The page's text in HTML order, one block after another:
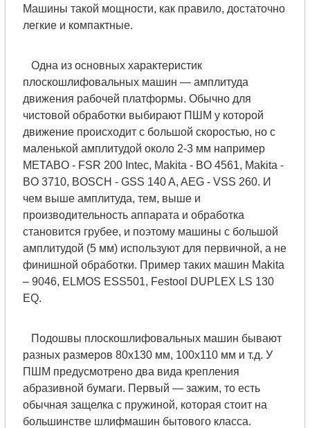
Машины такой мощности, как правило, достаточно
легкие и компактные.
Одна из основных характеристик
плоскошлифовальных машин — амплитуда
движения рабочей платформы. Обычно для
чистовой обработки выбирают ПШМ у которой
движение происходит с большой скоростью, но с
маленькой амплитудой около 2-3 мм например
METABO - FSR 200 Intec, Makita - BO 4561, Makita -
BO 3710, BOSCH - GSS 140 A, AEG - VSS 260. И
чем выше амплитуда, тем, выше и
производительность аппарата и обработка
становится грубее, и поэтому машины с большой
амплитудой (5 мм) используют для первичной, а не
финишной обработки. Пример таких машин Makita
– 9046, ELMOS ESS501, Festool DUPLEX LS 130
EQ.
Подошвы плоскошлифовальных машин бывают
разных размеров 80x130 мм, 100x110 мм и т.д. У
ПШМ предусмотрено два вида крепления
абразивной бумаги. Первый — зажим, то есть
обычная защелка с пружиной, которая стоит на
большинстве шлифмашин бытового класса.